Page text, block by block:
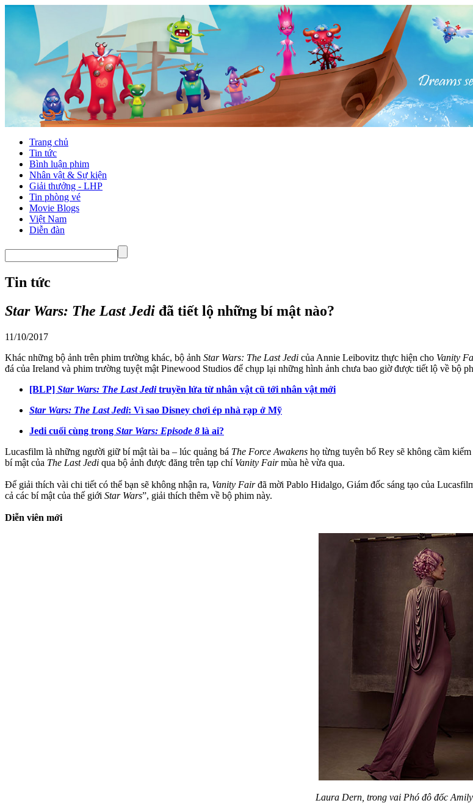
Trang chủ
Tin tức
Bình luận phim
Nhân vật & Sự kiện
Giải thưởng - LHP
Tin phòng vé
Movie Blogs
Việt Nam
Diễn đàn
Tin tức
Star Wars: The Last Jedi đã tiết lộ những bí mật nào?
11/10/2017
Khác những bộ ảnh trên phim trường khác, bộ ảnh Star Wars: The Last Jedi của Annie Leibovitz thực hiện cho Vanity
đá của Ireland và phim trường tuyệt mật Pinewood Studios để chụp lại những hình ảnh chưa bao giờ được tiết lộ về bộ
[BLP] Star Wars: The Last Jeditruyền lửa từ nhân vật cũ tới nhân vật mới
Star Wars: The Last Jedi: Vì sao Disney chơi ép nhà rạp ở Mỹ
Jedi cuối cùng trong Star Wars: Episode 8 là ai?
Lucasfilm là những người giữ bí mật tài ba – lúc quảng bá The Force Awakens họ từng tuyên bố Rey sẽ không cầm
bí mật của The Last Jedi qua bộ ảnh được đăng trên tạp chí Vanity Fairmùa hè vừa qua.
Để giải thích vài chi tiết có thể bạn sẽ không nhận ra, Vanity Fairđã mời Pablo Hidalgo, Giám đốc sáng tạo của
cả các bí mật của thế giới Star Wars”, giải thích thêm về bộ phim này.
Diễn viên mới
Laura Dern, trong vai Phó đô đốc